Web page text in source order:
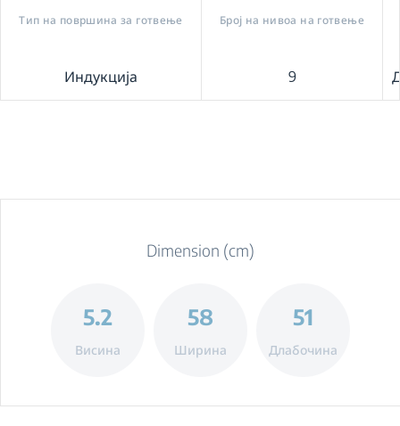
Тип на површина за готвење
Индукција
Број на нивоа на готвење
9
Dimension (cm)
5.2
Висина
58
Ширина
51
Длабочина